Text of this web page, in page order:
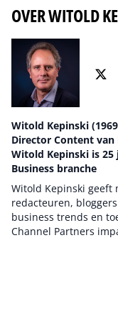
OVER WITOLD
Witold Kepinski
Director Content van
Witold Kepinski is 25
Business branche
Witold Kepinski geeft
redacteuren,
business trends en
Channel Partners